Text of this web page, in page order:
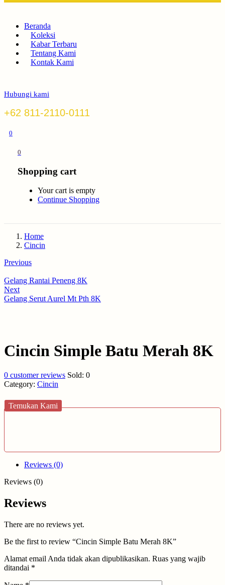
Beranda
Koleksi
Kabar Terbaru
Tentang Kami
Kontak Kami
Hubungi kami
+62 811-2110-0111
0
0
Shopping cart
Your cart is empty
Continue Shopping
Home
Cincin
Previous
Gelang Rantai Peneng 8K
Next
Gelang Serut Aurel Mt Pth 8K
Cincin Simple Batu Merah 8K
0 customer reviews Sold: 0
Category: Cincin
Temukan Kami
Reviews (0)
Reviews (0)
Reviews
There are no reviews yet.
Be the first to review “Cincin Simple Batu Merah 8K”
Alamat email Anda tidak akan dipublikasikan. Ruas yang wajib
ditandai *